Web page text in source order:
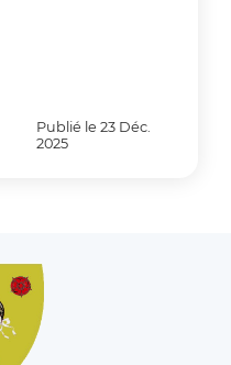
Publié le 23 Déc.
2025